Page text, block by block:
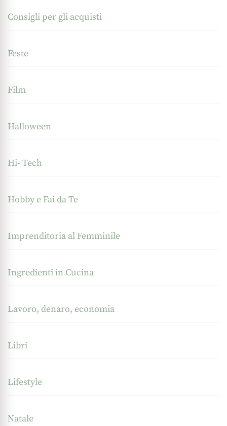
Consigli per gli acquisti
Feste
Film
Halloween
Hi- Tech
Hobby e Fai da Te
Imprenditoria al Femminile
Ingredienti in Cucina
Lavoro, denaro, economia
Libri
Lifestyle
Natale